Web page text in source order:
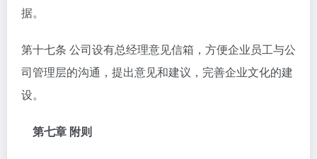
据。
第十七条 公司设有总经理意见信箱，方便企业员工与公
司管理层的沟通，提出意见和建议，完善企业文化的建
设。
第七章 附则